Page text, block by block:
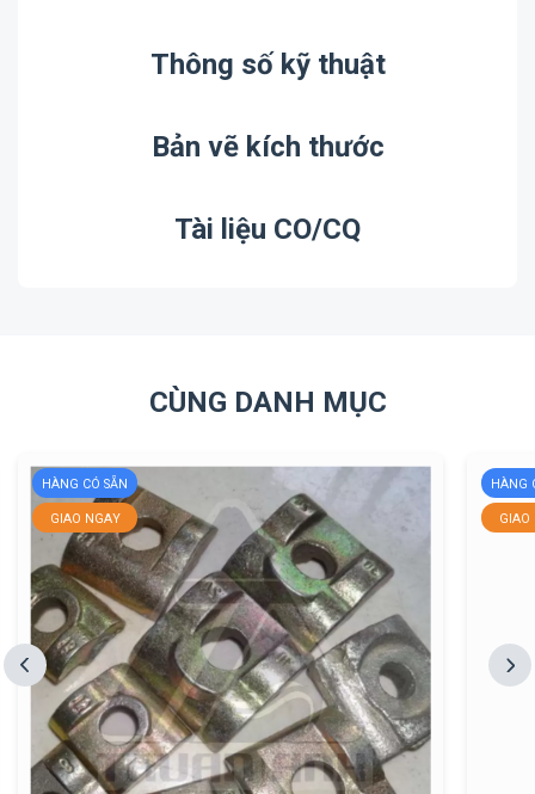
Thông số kỹ thuật
Bản vẽ kích thước
Tài liệu CO/CQ
CÙNG DANH MỤC
HÀNG CÓ SẴN
GIAO NGAY
HÀNG
GIAO